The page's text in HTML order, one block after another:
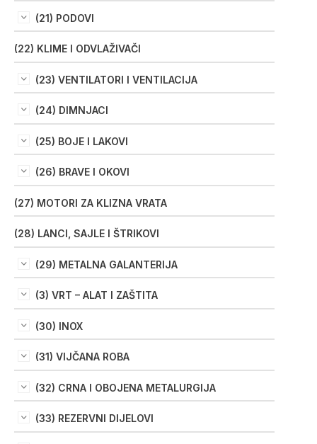
(21) PODOVI
(22) KLIME I ODVLAŽIVAČI
(23) VENTILATORI I VENTILACIJA
(24) DIMNJACI
(25) BOJE I LAKOVI
(26) BRAVE I OKOVI
(27) MOTORI ZA KLIZNA VRATA
(28) LANCI, SAJLE I ŠTRIKOVI
(29) METALNA GALANTERIJA
(3) VRT – ALAT I ZAŠTITA
(30) INOX
(31) VIJČANA ROBA
(32) CRNA I OBOJENA METALURGIJA
(33) REZERVNI DIJELOVI